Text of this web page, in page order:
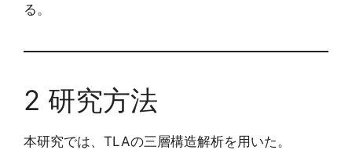
る。
2 研究方法
本研究では、TLAの三層構造解析を用いた。